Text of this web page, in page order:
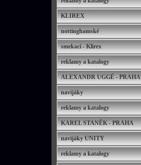
KLIREX
nottinghamské
smekací - Klirex
reklamy a katalogy
ALEXANDR UGGÉ - PRAHA
navijáky
reklamy a katalogy
KAREL STANĚK - PRAHA
navijáky UNITY
reklamy a katalogy